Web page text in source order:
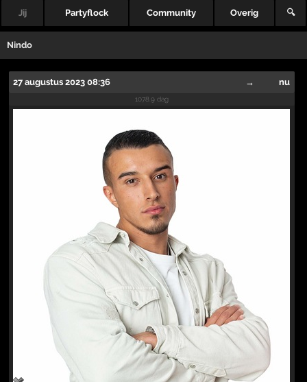
Jij Partyflock Community Overig 🔍
Nindo
27 augustus 2023 08:36 → nu
1078.9 dag